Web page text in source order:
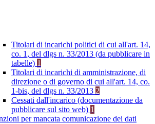
Titolari di incarichi politici di cui all'art. 14,
co. 1, del dlgs n. 33/2013 (da pubblicare in
tabelle) 1
Titolari di incarichi di amministrazione, di
direzione o di governo di cui all'art. 14, co.
1-bis, del dlgs n. 33/2013 2
Cessati dall'incarico (documentazione da
pubblicare sul sito web) 1
per mancata comunicazione dei dati